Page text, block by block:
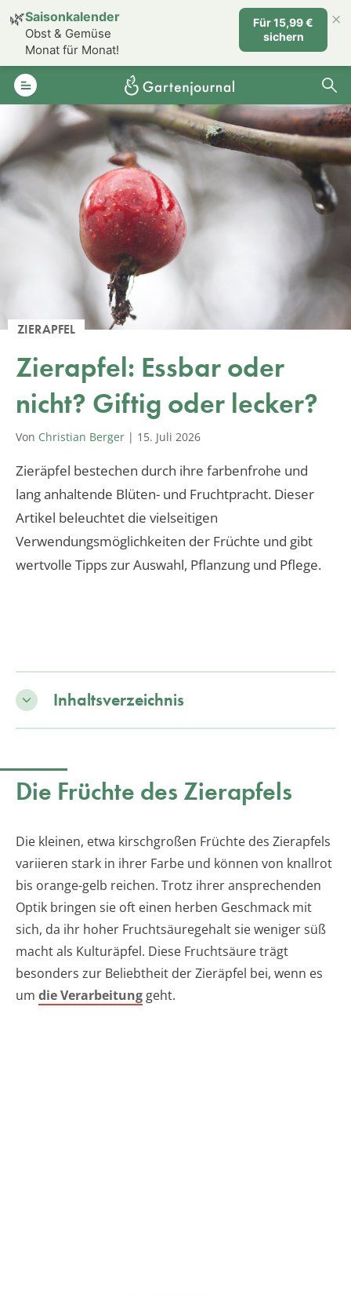
ZIERAPFEL
Zierapfel: Essbar oder
nicht? Giftig oder lecker?
Von Christian Berger | 15. Juli 2026
Zieräpfel bestechen durch ihre farbenfrohe und
lang anhaltende Blüten- und Fruchtpracht. Dieser
Artikel beleuchtet die vielseitigen
Verwendungsmöglichkeiten der Früchte und gibt
wertvolle Tipps zur Auswahl, Pflanzung und Pflege.
Inhaltsverzeichnis
Die Früchte des Zierapfels
Die kleinen, etwa kirschgroßen Früchte des Zierapfels
variieren stark in ihrer Farbe und können von knallrot
bis orange-gelb reichen. Trotz ihrer ansprechenden
Optik bringen sie oft einen herben Geschmack mit
sich, da ihr hoher Fruchtsäuregehalt sie weniger süß
macht als Kulturäpfel. Diese Fruchtsäure trägt
besonders zur Beliebtheit der Zieräpfel bei, wenn es
um die Verarbeitung geht.
🌿Saisonkalender
Obst & Gemüse
Monat für Monat!
Für 15,99 €
sichern
×